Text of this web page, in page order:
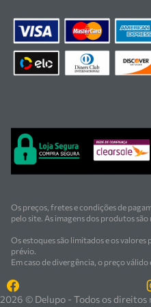
industriais. Nossas
indústrias metalúrgicas,
siderúrgicas.
Contamos com uma
qualidade em cada
as melhores soluções em
para o seu negócio.
Os preços, fretes e condições de
pelo site. As imagens dos produtos
Os estoques são limitados e os
prévio.
Em caso de divergência, o preço
2026 © Delupo - Todos os direitos